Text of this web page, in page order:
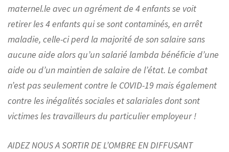
maternel.le avec un agrément de 4 enfants se voit
retirer les 4 enfants qui se sont contaminés, en arrêt
maladie, celle-ci perd la majorité de son salaire sans
aucune aide alors qu’un salarié lambda bénéficie d’une
aide ou d’un maintien de salaire de l’état. Le combat
n’est pas seulement contre le COVID-19 mais également
contre les inégalités sociales et salariales dont sont
victimes les travailleurs du particulier employeur !
AIDEZ NOUS A SORTIR DE L’OMBRE EN DIFFUSANT